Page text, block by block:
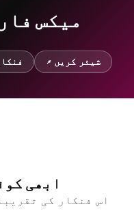
میکس
♡ ↗ شیئر کریں
ابھی
اس فنکار کی